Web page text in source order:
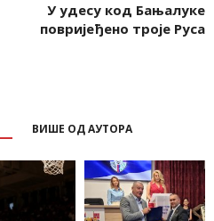
У удесу код Бањалуке
повријеђено троје Руса
ВИШЕ ОД АУТОРА